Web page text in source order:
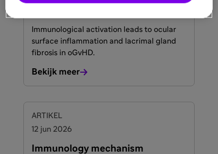
Immunological activation leads to ocular
surface inflammation and lacrimal gland
fibrosis in oGvHD.
Bekijk meer
ARTIKEL
12 jun 2026
Immunology mechanism